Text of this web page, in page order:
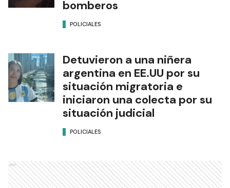
bomberos
POLICIALES
Detuvieron a una niñera
argentina en EE.UU por su
situación migratoria e
iniciaron una colecta por su
situación judicial
POLICIALES
Ads